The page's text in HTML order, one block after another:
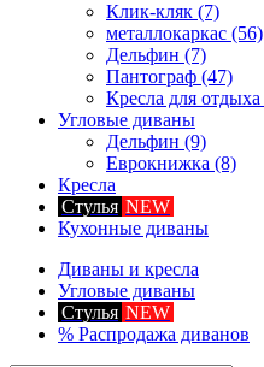
Клик-кляк (7)
металлокаркас (56)
Дельфин (7)
Пантограф (47)
Кресла для отдыха
Угловые диваны
Дельфин (9)
Еврокнижка (8)
Кресла
Стулья NEW
Кухонные диваны
Диваны и кресла
Угловые диваны
Стулья NEW
% Распродажа диванов